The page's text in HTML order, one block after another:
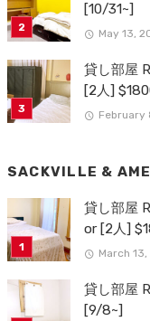
[10/31~]
May 13,
貸し部屋
[2人]
February
SACKVILLE &
貸し部屋
or [2人]
March
貸し部屋
[9/8~]